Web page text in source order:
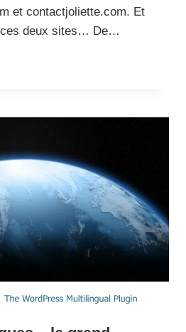
et contactjoliette.com. Et
ces deux sites… De…